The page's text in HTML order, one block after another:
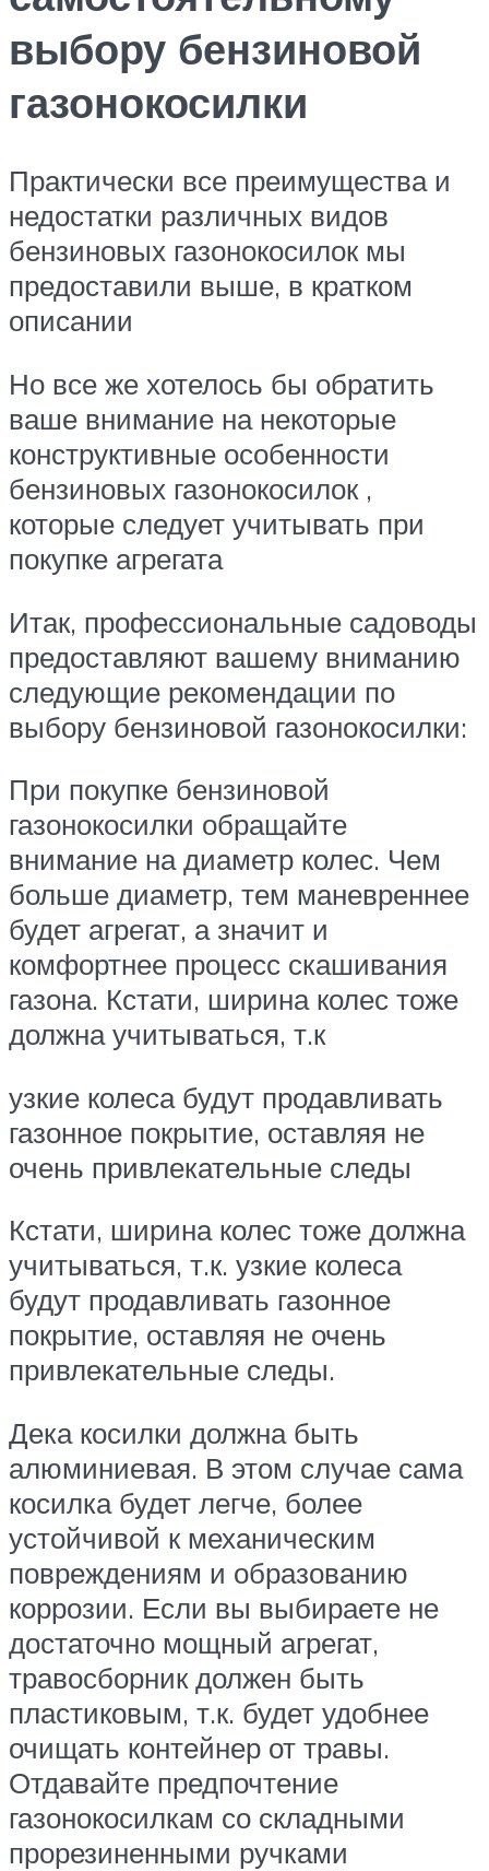
выбору бензиновой
газонокосилки
Практически все преимущества и
недостатки различных видов
бензиновых газонокосилок мы
предоставили выше, в кратком
описании
Но все же хотелось бы обратить
ваше внимание на некоторые
конструктивные особенности
бензиновых газонокосилок ,
которые следует учитывать при
покупке агрегата
Итак, профессиональные садоводы
предоставляют вашему вниманию
следующие рекомендации по
выбору бензиновой газонокосилки:
При покупке бензиновой
газонокосилки обращайте
внимание на диаметр колес. Чем
больше диаметр, тем маневреннее
будет агрегат, а значит и
комфортнее процесс скашивания
газона. Кстати, ширина колес тоже
должна учитываться, т.к
узкие колеса будут продавливать
газонное покрытие, оставляя не
очень привлекательные следы
Кстати, ширина колес тоже должна
учитываться, т.к. узкие колеса
будут продавливать газонное
покрытие, оставляя не очень
привлекательные следы.
Дека косилки должна быть
алюминиевая. В этом случае сама
косилка будет легче, более
устойчивой к механическим
повреждениям и образованию
коррозии. Если вы выбираете не
достаточно мощный агрегат,
травосборник должен быть
пластиковым, т.к. будет удобнее
очищать контейнер от травы.
Отдавайте предпочтение
газонокосилкам со складными
прорезиненными ручками